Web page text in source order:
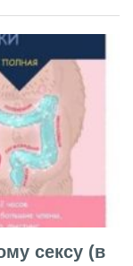
сексу (в